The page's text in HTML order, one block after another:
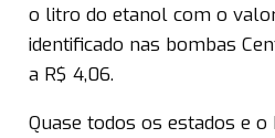
o litro do etanol com o
identificado nas bombas
a R$ 4,06.
Quase todos os estados e